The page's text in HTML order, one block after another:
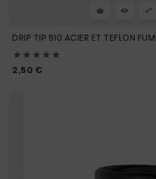
DRIP TIP 510 ACIER ET TEFLON
    
2,50 €